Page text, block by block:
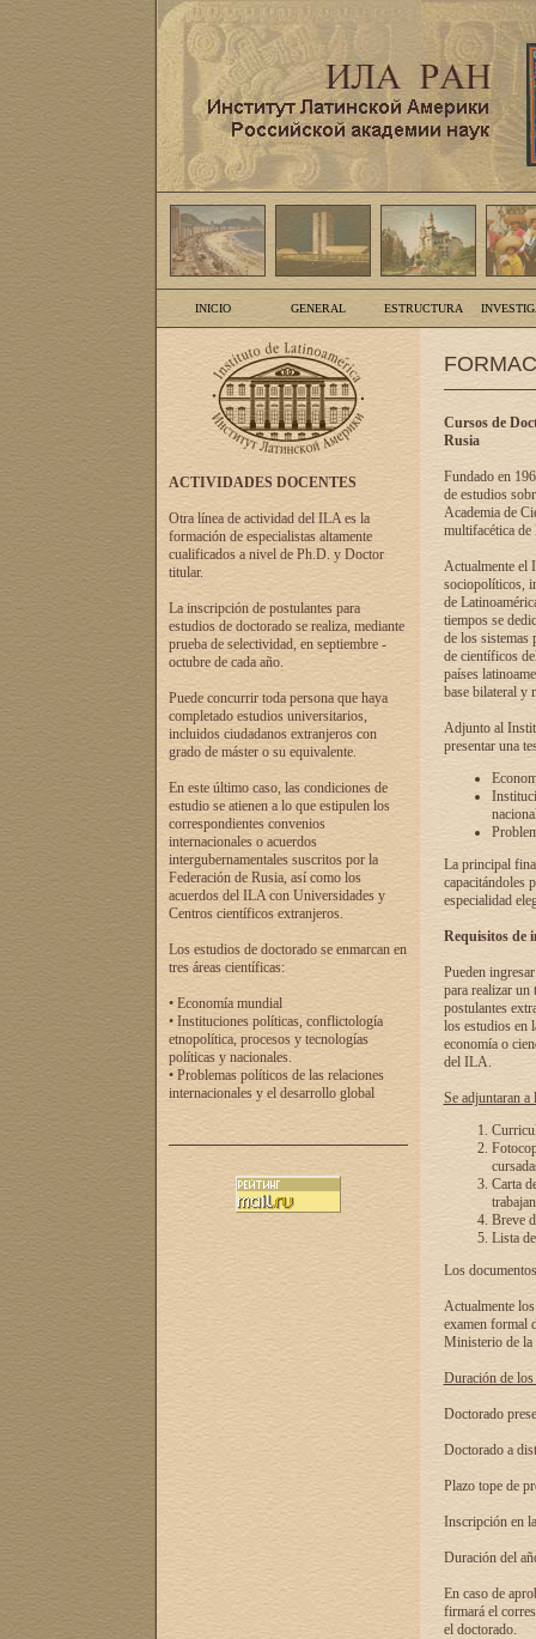
INICIO GENERAL ESTRUCTURA
ACTIVIDADES DOCENTES
Otra línea de actividad del ILA es la
formación de especialistas altamente
cualificados a nivel de Ph.D. y Doctor
titular.
La inscripción de postulantes para
estudios de doctorado se realiza, mediante
prueba de selectividad, en septiembre -
octubre de cada año.
Puede concurrir toda persona que haya
completado estudios universitarios,
incluidos ciudadanos extranjeros con
grado de máster o su equivalente.
En este último caso, las condiciones de
estudio se atienen a lo que estipulen los
correspondientes convenios
internacionales o acuerdos
intergubernamentales suscritos por la
Federación de Rusia, así como los
acuerdos del ILA con Universidades y
Centros científicos extranjeros.
Los estudios de doctorado se enmarcan en
tres áreas científicas:
• Economía mundial
• Instituciones políticas, conflictología
etnopolítica, procesos y tecnologías
políticas y nacionales.
• Problemas políticos de las relaciones
internacionales y el desarrollo global
Cursos de
Rusia
Fundado en
de estudios
Academia de
multifacética de
Actualmente el
sociopolíticos,
de
tiempos se
de los sistemas
de científicos
países
base bilateral y
Adjunto al
presentar una
La principal
capacitándoles
especialidad
Requisitos de
Pueden
para realizar un
postulantes
los estudios en
economía o
del ILA.
Se adjuntaran a
Carta
Breve
Lista
Los
Actualmente
examen formal
Ministerio de la
Duración de
Doctorado
Doctorado a
Plazo tope de
Inscripción en
Duración del
En caso de
firmará el
el doctorado.